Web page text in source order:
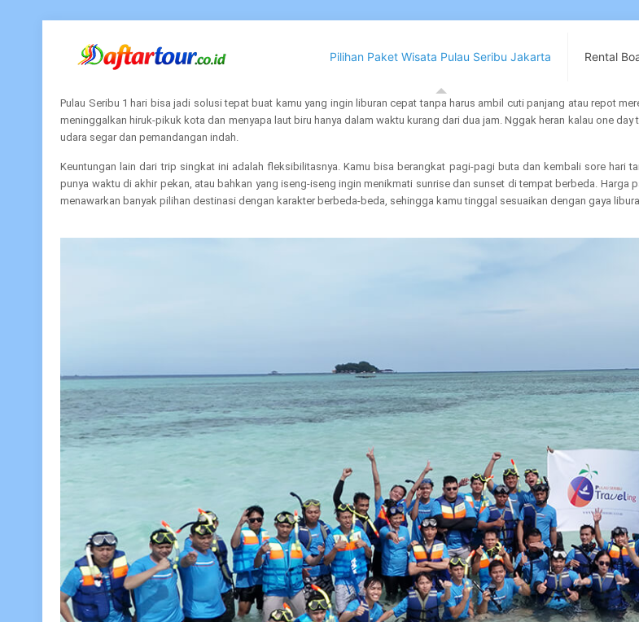
Pilihan Paket Wisata Pulau Seribu Jakarta Rental
Pulau Seribu 1 hari bisa jadi solusi tepat buat kamu yang ingin liburan cepat tanpa harus ambil cuti panjang atau repot
meninggalkan hiruk-pikuk kota dan menyapa laut biru hanya dalam waktu kurang dari dua jam. Nggak heran kalau one day
udara segar dan pemandangan indah.
Keuntungan lain dari trip singkat ini adalah fleksibilitasnya. Kamu bisa berangkat pagi-pagi buta dan kembali sore hari
punya waktu di akhir pekan, atau bahkan yang iseng-iseng ingin menikmati sunrise dan sunset di tempat berbeda.
menawarkan banyak pilihan destinasi dengan karakter berbeda-beda, sehingga kamu tinggal sesuaikan dengan gaya